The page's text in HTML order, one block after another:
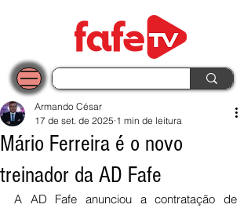
Mário Ferreira é o novo
treinador da AD Fafe
Armando César
17 de set. de 2025 1 min de leitura
A AD Fafe anunciou a contratação de